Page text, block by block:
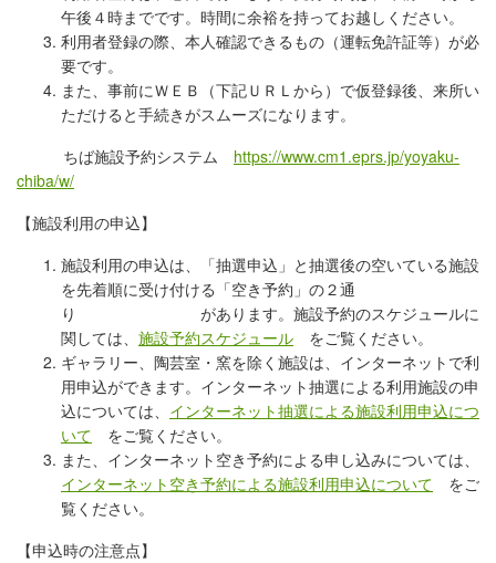
午後４時までです。時間に余裕を持ってお越しください。
利用者登録の際、本人確認できるもの（運転免許証等）が必
要です。
また、事前にＷＥＢ（下記ＵＲＬから）で仮登録後、来所い
ただけると手続きがスムーズになります。
ちば施設予約システム https://www.cm1.eprs.jp/yoyaku-
chiba/w/
【施設利用の申込】
施設利用の申込は、「抽選申込」と抽選後の空いている施設
を先着順に受け付ける「空き予約」の２通
り があります。施設予約のスケジュールに
関しては、 施設予約スケジュール をご覧ください。
ギャラリー、陶芸室・窯を除く施設は、インターネットで利
用申込ができます。インターネット抽選による利用施設の申
込については、 インターネット抽選による施設利用申込につ
いて をご覧ください。
また、インターネット空き予約による申し込みについては、
インターネット空き予約による施設利用申込について をご
覧ください。
【申込時の注意点】